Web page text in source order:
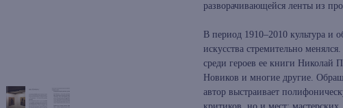
разворачивающейся ленты из
В период 1910–2010 культура и
искусства стремительно
среди героев ее книги
Новиков и многие другие.
автор выстраивает